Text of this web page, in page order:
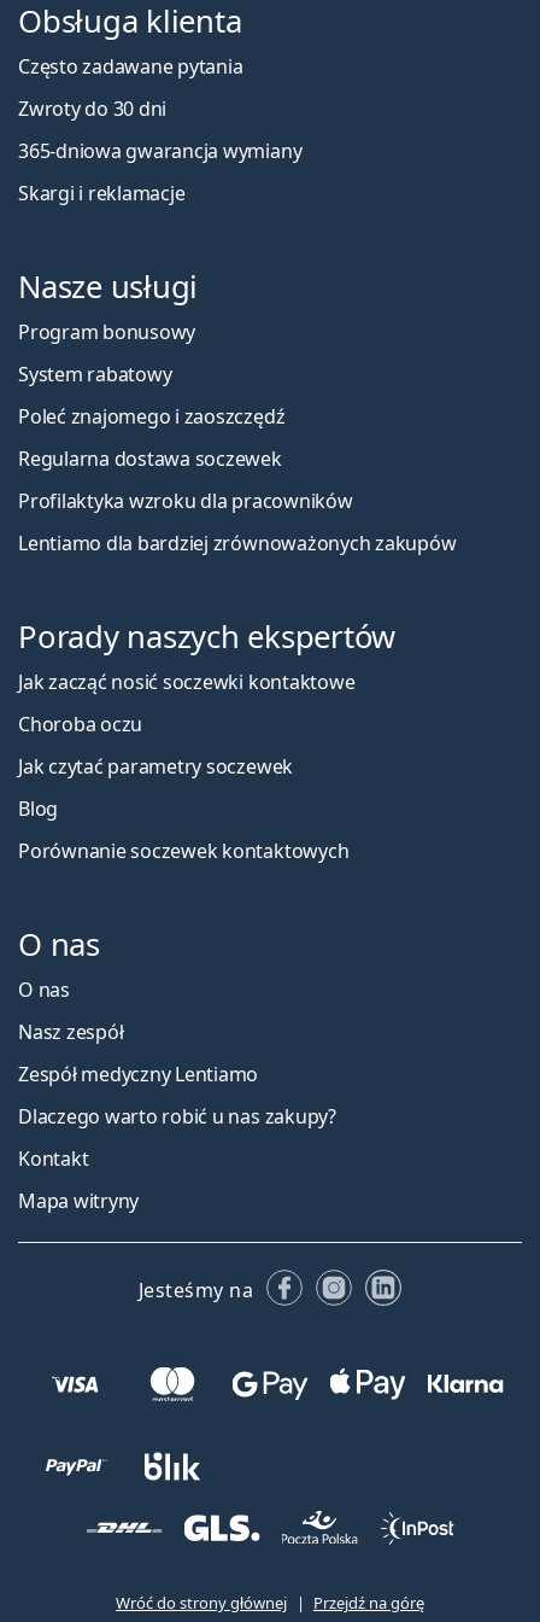
Obsługa klienta
Często zadawane pytania
Zwroty do 30 dni
365-dniowa gwarancja wymiany
Skargi i reklamacje
Nasze usługi
Program bonusowy
System rabatowy
Poleć znajomego i zaoszczędź
Regularna dostawa soczewek
Profilaktyka wzroku dla pracowników
Lentiamo dla bardziej zrównoważonych zakupów
Porady naszych ekspertów
Jak zacząć nosić soczewki kontaktowe
Choroba oczu
Jak czytać parametry soczewek
Blog
Porównanie soczewek kontaktowych
O nas
O nas
Nasz zespół
Zespół medyczny Lentiamo
Dlaczego warto robić u nas zakupy?
Kontakt
Mapa witryny
Jesteśmy na FacebookuInstagramie
LinkedIn
Wróć do strony głównej Przejdź na górę